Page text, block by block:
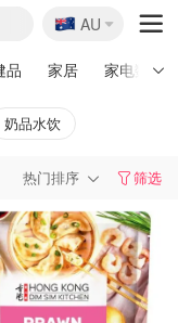
🇦🇺
AU
品 家居 家电数码
奶品水饮
热门排序 筛选